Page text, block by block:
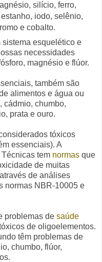
silício, ferro,
iodo, selênio,
e cobalto.
sistema esquelético e
necessidades
magnésio e flúor.
também são
alimentos e água ou
cádmio, chumbo,
prata e ouro.
tóxicos
essenciais). A
tem normas que
de muitas
de análises
normas NBR-10005 e
problemas de saúde
de oligoelementos.
têm problemas de
chumbo, flúor,